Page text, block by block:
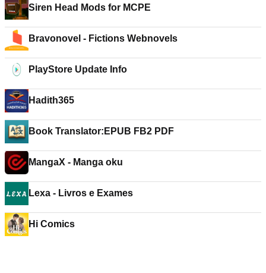
Siren Head Mods for MCPE
Bravonovel - Fictions Webnovels
PlayStore Update Info
Hadith365
Book Translator:EPUB FB2 PDF
MangaX - Manga oku
Lexa - Livros e Exames
Hi Comics